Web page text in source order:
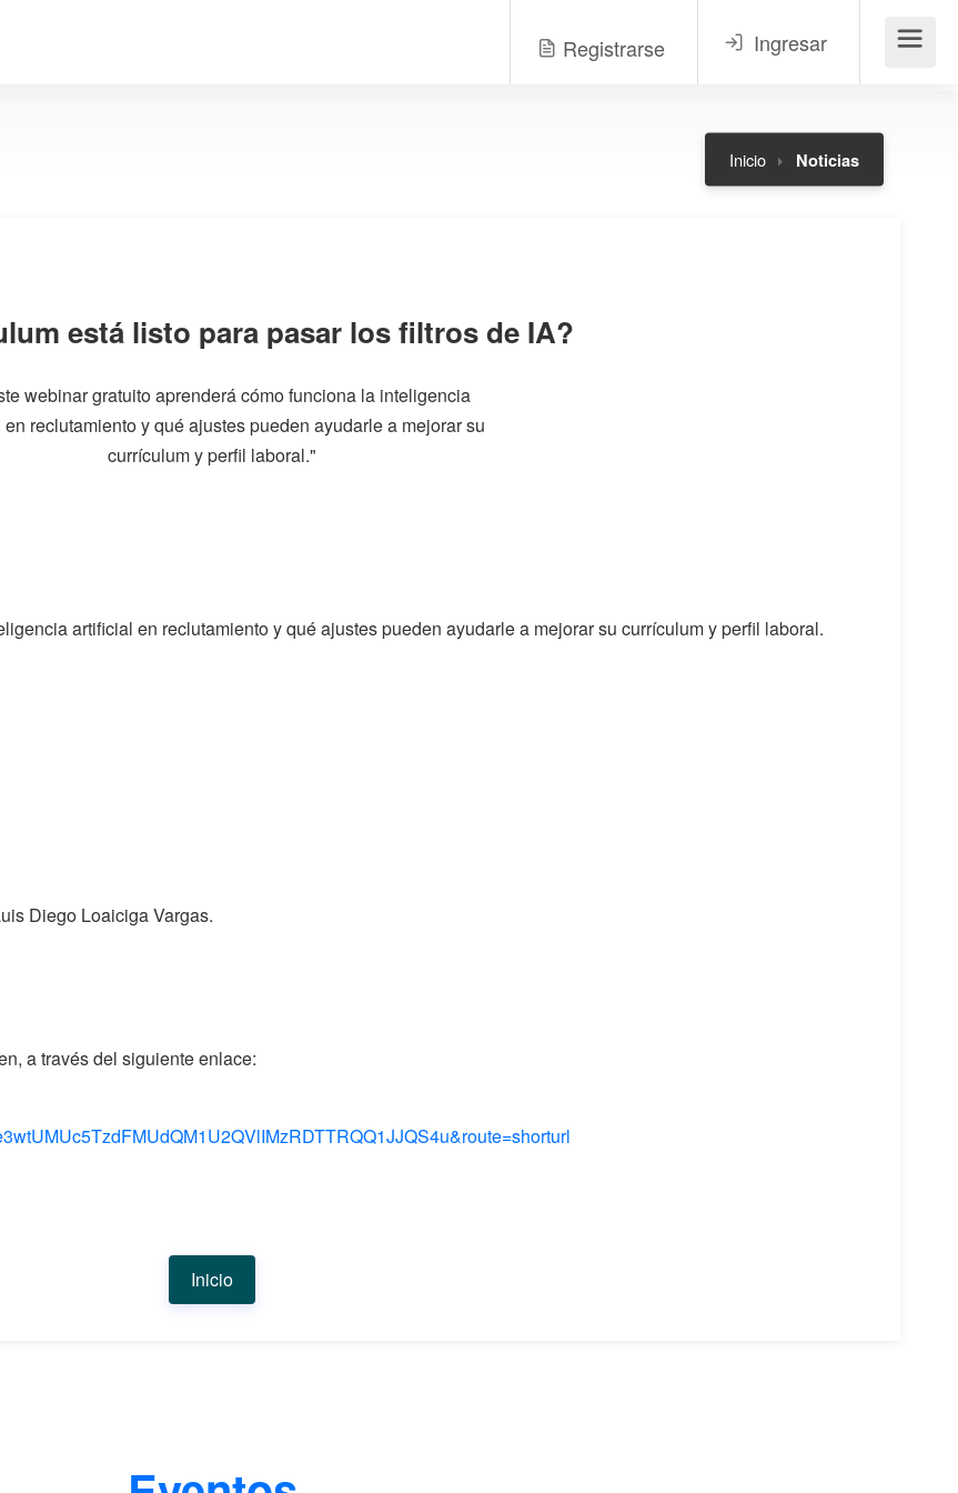
Registrarse Ingresar Menú
Inicio Noticias
está listo para pasar los filtros de IA?
webinar gratuito aprenderá cómo funciona la inteligencia
reclutamiento y qué ajustes pueden ayudarle a mejorar su
currículum y perfil laboral."
artificial en reclutamiento y qué ajustes pueden ayudarle a mejorar su currículum y perfil laboral.
Diego Loaiciga Vargas.
a través del siguiente enlace:
Inicio